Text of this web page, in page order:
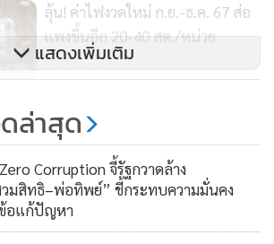
เพื่อจะ "รื้อลดปลดสร้างระบบราคา
นายพีระพันธ์ุยืนยันว่าตนร่างกฎหมายดัง
งทบทวนความถูกต้องอยู่และจะให้คณะ
ยู่ในชั้นระดับกระทรวง ก่อนเสนอเข้า
685
ลุ้น! ค่าไฟงวดใหม่ ก.ย.-ธ.ค. 67 ส่อ
แพงขึ้นอีก 20-40 สต./หน่วย
738
เตรียมเคลื่อนขบวนรถบรรทุกบุกกรุง
3 ก.ค. ร้อง รบ.ตรึงราคาดีเซลลิตรละ
30 บาท
แสดงเพิ่มเติม
ล่าสุด
Corruption จี้รัฐกวาดล้าง
มสิทธิ–พ่อทิพย์” ชี้กระทบความมั่นคง
อแก้ปัญหา